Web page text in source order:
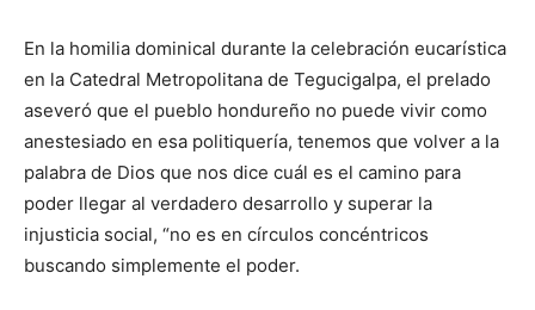
En la homilia dominical durante la celebración eucarística
en la Catedral Metropolitana de Tegucigalpa, el prelado
aseveró que el pueblo hondureño no puede vivir como
anestesiado en esa politiquería, tenemos que volver a la
palabra de Dios que nos dice cuál es el camino para
poder llegar al verdadero desarrollo y superar la
injusticia social, “no es en círculos concéntricos
buscando simplemente el poder.